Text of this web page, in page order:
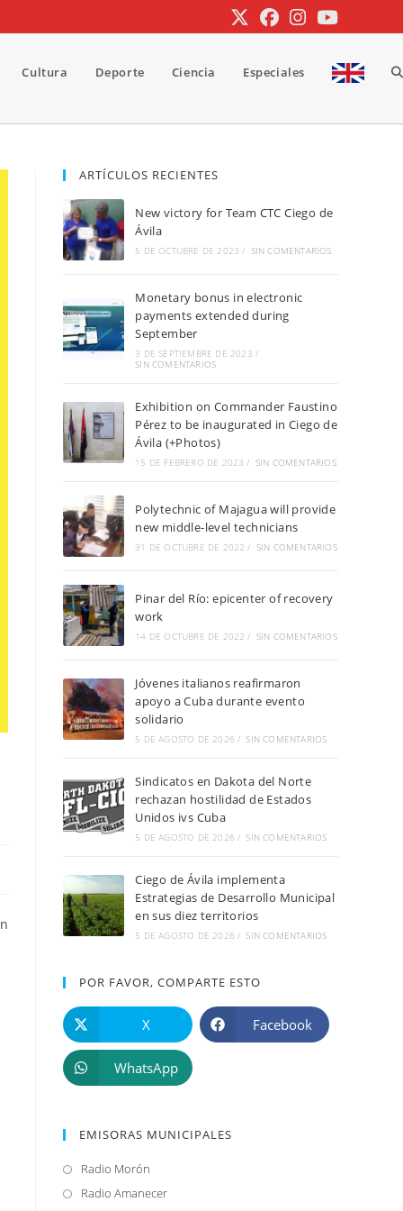
Cultura Deporte Ciencia Especiales
ARTÍCULOS RECIENTES
New victory for Team CTC Ciego de
Ávila
5 DE OCTUBRE DE 2023 / SIN COMENTARIOS
Monetary bonus in electronic
payments extended during
September
3 DE SEPTIEMBRE DE 2023 /
SIN COMENTARIOS
Exhibition on Commander Faustino
Pérez to be inaugurated in Ciego de
Ávila (+Photos)
15 DE FEBRERO DE 2023 / SIN COMENTARIOS
Polytechnic of Majagua will provide
new middle-level technicians
31 DE OCTUBRE DE 2022 / SIN COMENTARIOS
Pinar del Río: epicenter of recovery
work
14 DE OCTUBRE DE 2022 / SIN COMENTARIOS
Jóvenes italianos reafirmaron
apoyo a Cuba durante evento
solidario
5 DE AGOSTO DE 2026 / SIN COMENTARIOS
Sindicatos en Dakota del Norte
rechazan hostilidad de Estados
Unidos ivs Cuba
5 DE AGOSTO DE 2026 / SIN COMENTARIOS
Ciego de Ávila implementa
Estrategias de Desarrollo Municipal
en sus diez territorios
5 DE AGOSTO DE 2026 / SIN COMENTARIOS
POR FAVOR, COMPARTE ESTO
X Facebook
WhatsApp
EMISORAS MUNICIPALES
Radio Morón
abre
Radio AmanecerSe